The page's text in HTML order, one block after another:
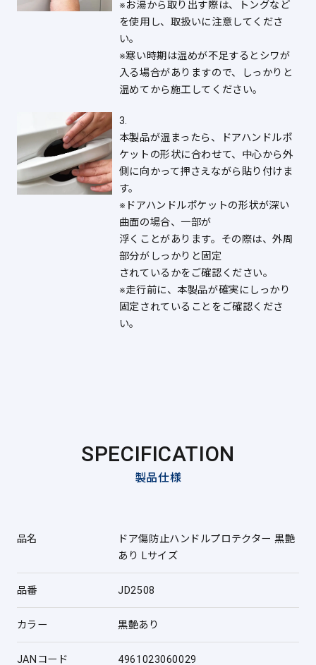
※お湯から取り出す際は、トングなど
を使用し、取扱いに注意してくださ
い。
※寒い時期は温めが不足するとシワが
入る場合がありますので、しっかりと
温めてから施工してください。
3.
本製品が温まったら、ドアハンドルポ
ケットの形状に合わせて、中心から外
側に向かって押さえながら貼り付けま
す。
※ドアハンドルポケットの形状が深い
曲面の場合、一部が
浮くことがあります。その際は、外周
部分がしっかりと固定
されているかをご確認ください。
※走行前に、本製品が確実にしっかり
固定されていることをご確認くださ
い。
SPECIFICATION
製品仕様
品名
ドア傷防止ハンドルプロテクター 黒艶
あり Lサイズ
品番 JD2508
カラー 黒艶あり
JANコード 4961023060029